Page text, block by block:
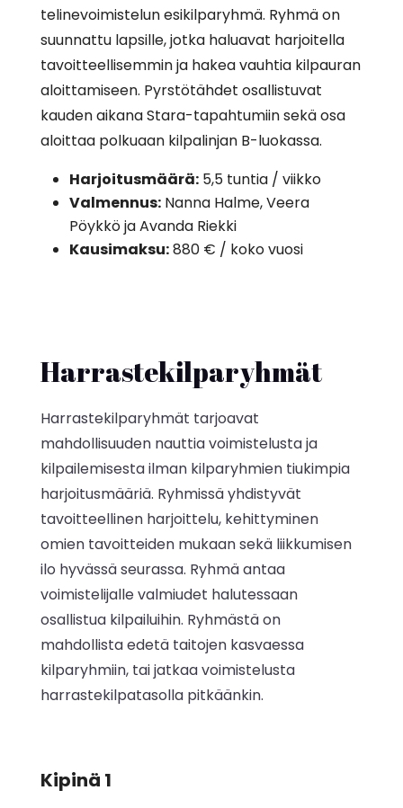
telinevoimistelun esikilparyhmä. Ryhmä on
suunnattu lapsille, jotka haluavat harjoitella
tavoitteellisemmin ja hakea vauhtia kilpauran
aloittamiseen. Pyrstötähdet osallistuvat
kauden aikana Stara-tapahtumiin sekä osa
aloittaa polkuaan kilpalinjan B-luokassa.
Harjoitusmäärä: 5,5 tuntia / viikko
Valmennus:Nanna Halme, Veera
Pöykkö ja Avanda Riekki
Kausimaksu:880 € / koko vuosi
Harrastekilparyhmät
Harrastekilparyhmät tarjoavat
mahdollisuuden nauttia voimistelusta ja
kilpailemisesta ilman kilparyhmien tiukimpia
harjoitusmääriä. Ryhmissä yhdistyvät
tavoitteellinen harjoittelu, kehittyminen
omien tavoitteiden mukaan sekä liikkumisen
ilo hyvässä seurassa. Ryhmä antaa
voimistelijalle valmiudet halutessaan
osallistua kilpailuihin. Ryhmästä on
mahdollista edetä taitojen kasvaessa
kilparyhmiin, tai jatkaa voimistelusta
harrastekilpatasolla pitkäänkin.
Kipinä 1